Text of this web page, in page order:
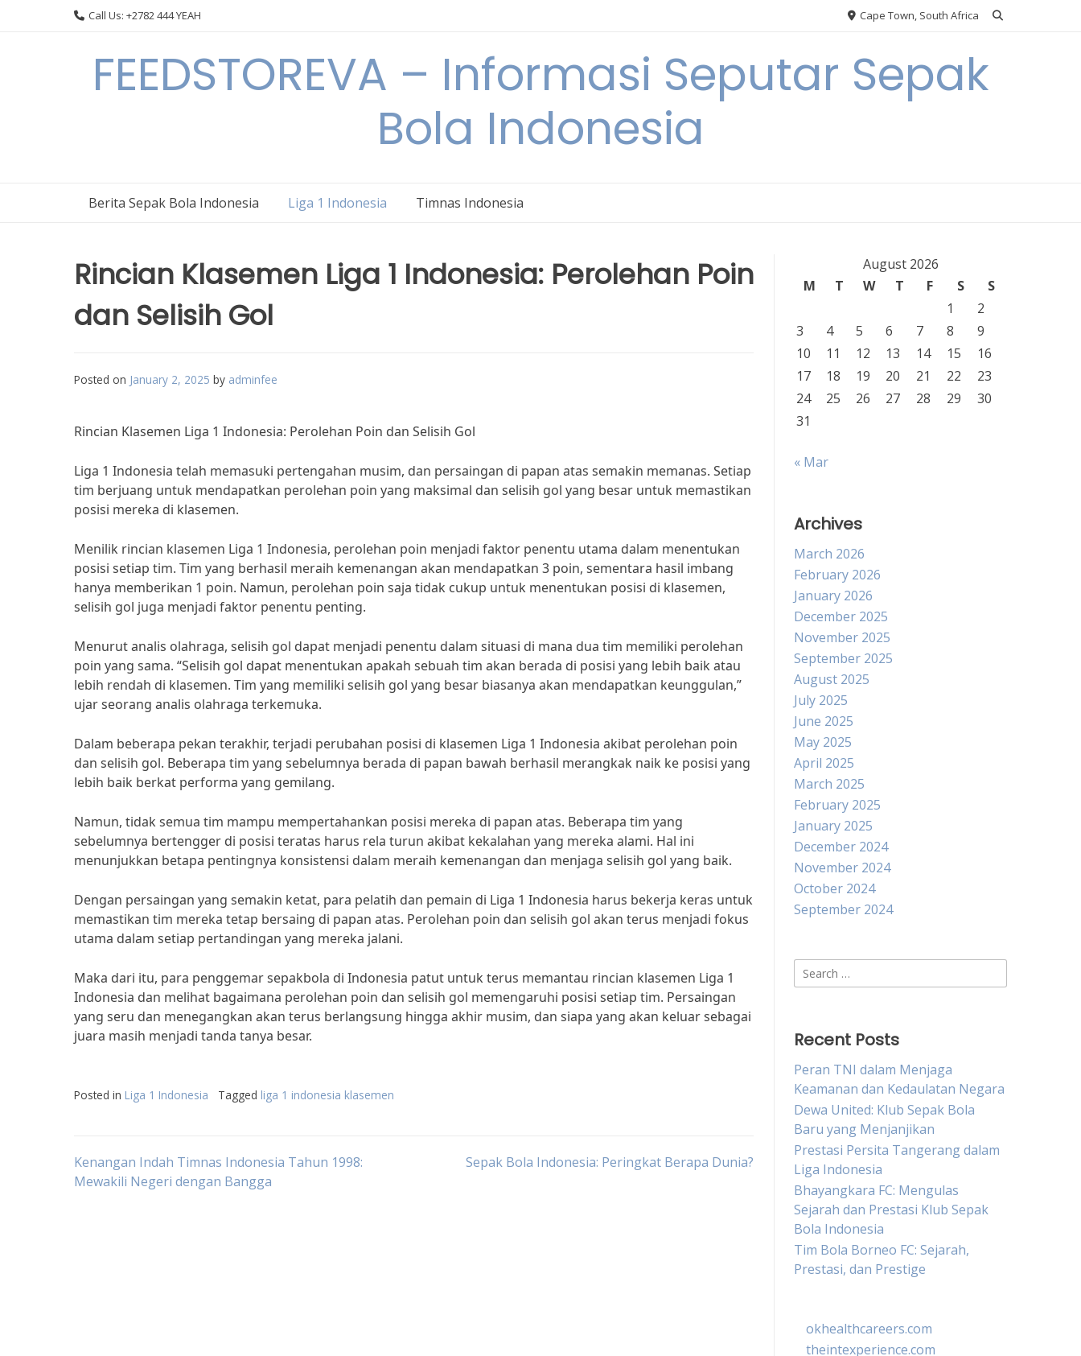
Call Us: +2782 444 YEAH Cape Town, South Africa
FEEDSTOREVA – Informasi Seputar Sepak
Bola Indonesia
Berita Sepak Bola Indonesia Liga 1 Indonesia Timnas Indonesia
Rincian Klasemen Liga 1 Indonesia: Perolehan Poin
dan Selisih Gol
Posted on January 2, 2025 by adminfee
Rincian Klasemen Liga 1 Indonesia: Perolehan Poin dan Selisih Gol
Liga 1 Indonesia telah memasuki pertengahan musim, dan persaingan di papan atas semakin memanas. Setiap
tim berjuang untuk mendapatkan perolehan poin yang maksimal dan selisih gol yang besar untuk memastikan
posisi mereka di klasemen.
Menilik rincian klasemen Liga 1 Indonesia, perolehan poin menjadi faktor penentu utama dalam menentukan
posisi setiap tim. Tim yang berhasil meraih kemenangan akan mendapatkan 3 poin, sementara hasil imbang
hanya memberikan 1 poin. Namun, perolehan poin saja tidak cukup untuk menentukan posisi di klasemen,
selisih gol juga menjadi faktor penentu penting.
Menurut analis olahraga, selisih gol dapat menjadi penentu dalam situasi di mana dua tim memiliki perolehan
poin yang sama. “Selisih gol dapat menentukan apakah sebuah tim akan berada di posisi yang lebih baik atau
lebih rendah di klasemen. Tim yang memiliki selisih gol yang besar biasanya akan mendapatkan keunggulan,”
ujar seorang analis olahraga terkemuka.
Dalam beberapa pekan terakhir, terjadi perubahan posisi di klasemen Liga 1 Indonesia akibat perolehan poin
dan selisih gol. Beberapa tim yang sebelumnya berada di papan bawah berhasil merangkak naik ke posisi yang
lebih baik berkat performa yang gemilang.
Namun, tidak semua tim mampu mempertahankan posisi mereka di papan atas. Beberapa tim yang
sebelumnya bertengger di posisi teratas harus rela turun akibat kekalahan yang mereka alami. Hal ini
menunjukkan betapa pentingnya konsistensi dalam meraih kemenangan dan menjaga selisih gol yang baik.
Dengan persaingan yang semakin ketat, para pelatih dan pemain di Liga 1 Indonesia harus bekerja keras untuk
memastikan tim mereka tetap bersaing di papan atas. Perolehan poin dan selisih gol akan terus menjadi fokus
utama dalam setiap pertandingan yang mereka jalani.
Maka dari itu, para penggemar sepakbola di Indonesia patut untuk terus memantau rincian klasemen Liga 1
Indonesia dan melihat bagaimana perolehan poin dan selisih gol memengaruhi posisi setiap tim. Persaingan
yang seru dan menegangkan akan terus berlangsung hingga akhir musim, dan siapa yang akan keluar sebagai
juara masih menjadi tanda tanya besar.
Posted in Liga 1 Indonesia Tagged liga 1 indonesia klasemen
Post
Kenangan Indah Timnas Indonesia Tahun 1998:
Mewakili Negeri dengan Bangga
Sepak Bola Indonesia: Peringkat Berapa Dunia?
August 2026
M
T W T F S
S
1
2
3
4 5 6 7 8
9
10
11 12 13 14 15
16
17
18 19 20 21 22
23
24
25 26 27 28 29
30
31
« Mar
Archives
March 2026
February 2026
January 2026
December 2025
November 2025
September 2025
August 2025
July 2025
June 2025
May 2025
April 2025
March 2025
February 2025
January 2025
December 2024
November 2024
October 2024
September 2024
Search
for:
Recent Posts
Peran TNI dalam Menjaga
Keamanan dan Kedaulatan Negara
Dewa United: Klub Sepak Bola
Baru yang Menjanjikan
Prestasi Persita Tangerang dalam
Liga Indonesia
Bhayangkara FC: Mengulas
Sejarah dan Prestasi Klub Sepak
Bola Indonesia
Tim Bola Borneo FC: Sejarah,
Prestasi, dan Prestige
okhealthcareers.com
theintexperience.com